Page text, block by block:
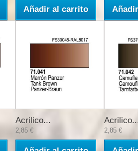
Añadir al carrito
Acrilico...
2,85 € 2,85 €